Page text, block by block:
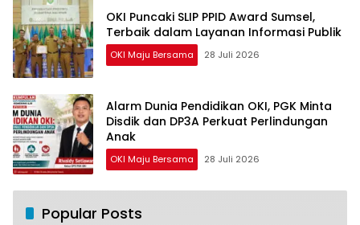
OKI Puncaki SLIP PPID Award Sumsel,
Terbaik dalam Layanan Informasi Publik
OKI Maju Bersama 28 Juli 2026
Alarm Dunia Pendidikan OKI, PGK Minta
Disdik dan DP3A Perkuat Perlindungan
Anak
OKI Maju Bersama 28 Juli 2026
Popular Posts